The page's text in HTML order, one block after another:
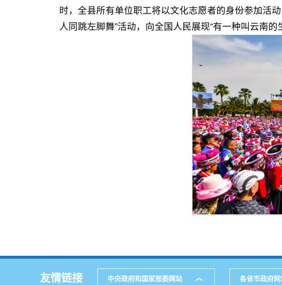
时，全县所有单位职工将以文化志愿者的身份参加活
人同跳左脚舞”活动，向全国人民展现“有一种叫云南
友情链接 中央政府和国家部委网站 各省市政府网